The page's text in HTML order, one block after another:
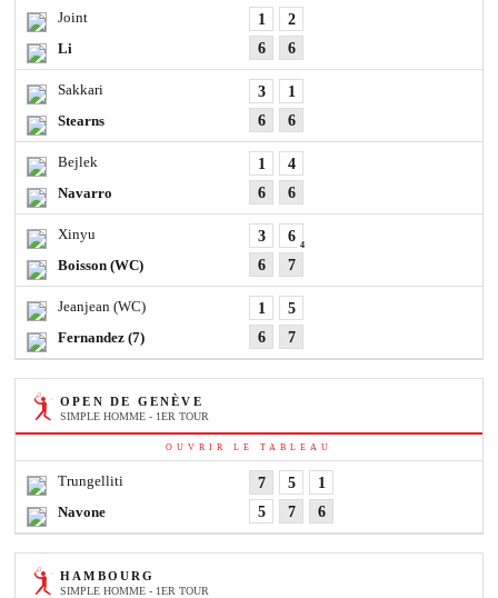
Joint
Li
1
6
2
6
Sakkari
Stearns
3
6
1
6
Bejlek
Navarro
1
6
4
6
Xinyu
Boisson (WC)
3
6
6
4
7
Jeanjean (WC)
Fernandez (7)
1
6
5
7
OPEN DE GENÈVE
SIMPLE HOMME - 1ER TOUR
OUVRIR LE TABLEAU
Trungelliti
Navone
7
5
5
7
1
6
HAMBOURG
SIMPLE HOMME - 1ER TOUR